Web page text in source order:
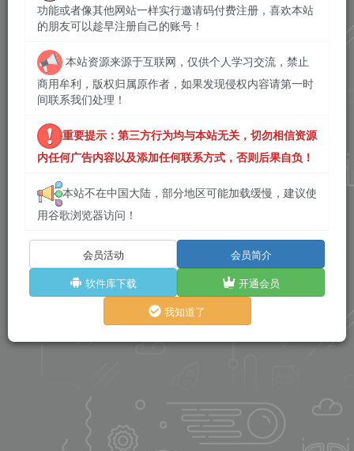
功能或者像其他网站一样实行邀请码付费注册，喜欢本站
的朋友可以趁早注册自己的账号！
本站资源来源于互联网，仅供个人学习交流，禁止
商用牟利，版权归属原作者，如果发现侵权内容请第一时
间联系我们处理！
重要提示：第三方行为均与本站无关，切勿相信资源
内任何广告内容以及添加任何联系方式，否则后果自负！
本站不在中国大陆，部分地区可能加载缓慢，建议使
用谷歌浏览器访问！
会员活动
会员简介
软件库下载
开通会员
我知道了